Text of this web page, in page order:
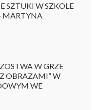
SZTUKI W SZKOLE
MARTYNA
W GRZE
OBRAZAMI” W
WE